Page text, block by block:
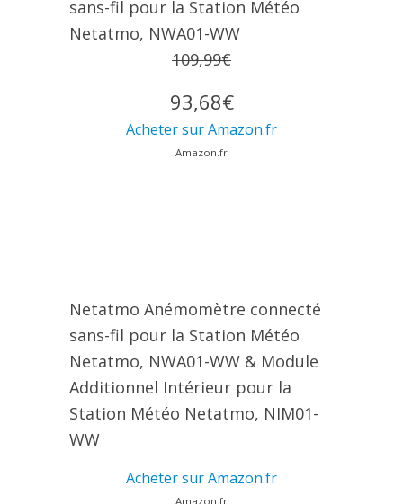
sans-fil pour la Station Météo
Netatmo, NWA01-WW
109,99€
93,68€
Acheter sur Amazon.fr
Amazon.fr
Netatmo Anémomètre connecté
sans-fil pour la Station Météo
Netatmo, NWA01-WW & Module
Additionnel Intérieur pour la
Station Météo Netatmo, NIM01-
WW
Acheter sur Amazon.fr
Amazon.fr